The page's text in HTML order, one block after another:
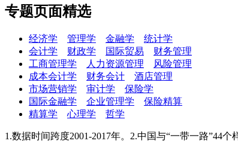
专题页面精选
经济学 管理学 金融学
统计学
会计学
财政学 国际贸易
财务管理
工商管理学
人力资源管理
风险管理
成本会计学
财务会计
酒店管理
市场营销学
审计学
保险学
国际金融学
企业管理学
保险精算
精算学
心理学 哲学
1.数据时间跨度2001-2017年。2.中国与“一带一路”44